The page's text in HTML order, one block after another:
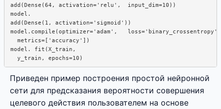
add(Dense(64, activation='relu',  input_dim=10))
model.
add(Dense(1, activation='sigmoid'))
model.compile(optimizer='adam',
  metrics=['accuracy'])
model. fit(X_train,
Приведен пример построения простой нейронной
сети для предсказания вероятности совершения
целевого действия пользователем на основе